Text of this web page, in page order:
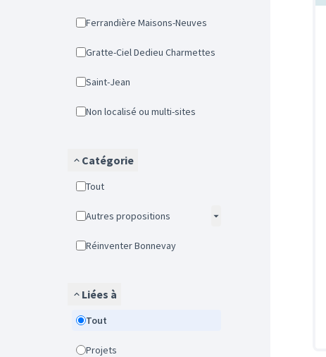
Ferrandière Maisons-Neuves
Gratte-Ciel Dedieu Charmettes
Saint-Jean
Non localisé ou multi-sites
Catégorie
Tout
Autres propositions
Réinventer Bonnevay
Liées à
Tout
Projets